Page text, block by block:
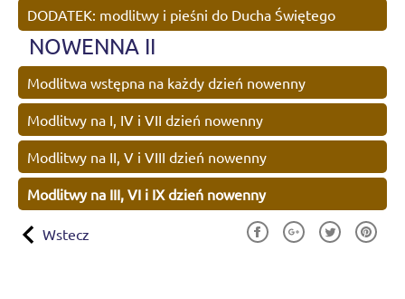
DODATEK: modlitwy i pieśni do Ducha Świętego
NOWENNA II
Modlitwa wstępna na każdy dzień nowenny
Modlitwy na I, IV i VII dzień nowenny
Modlitwy na II, V i VIII dzień nowenny
Modlitwy na III, VI i IX dzień nowenny
Wstecz